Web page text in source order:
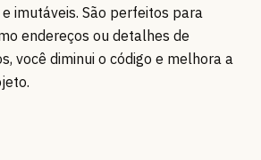
imutáveis. São perfeitos para
endereços ou detalhes de
você diminui o código e melhora a